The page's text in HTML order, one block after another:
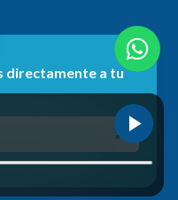
directamente a tu